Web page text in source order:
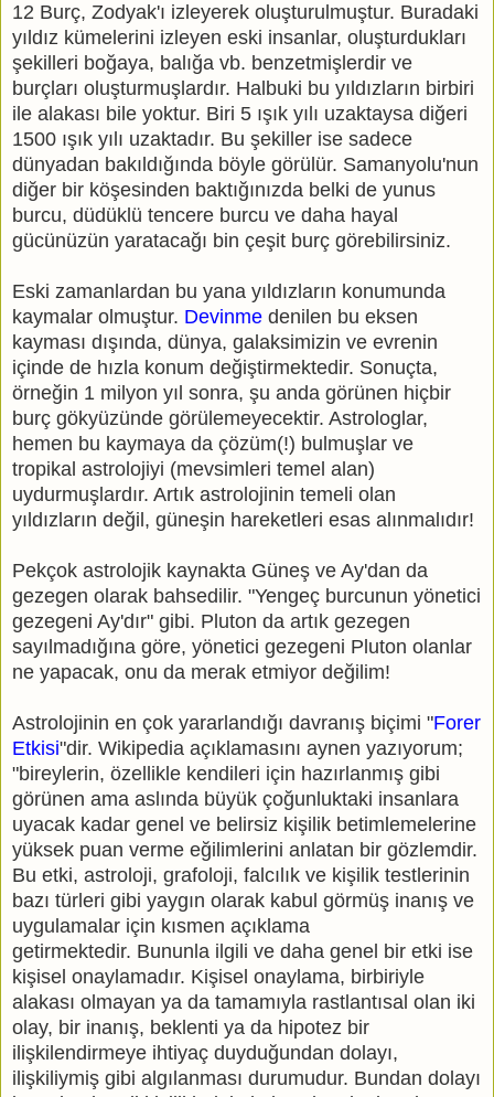
12 Burç, Zodyak'ı izleyerek oluşturulmuştur. Buradaki
yıldız kümelerini izleyen eski insanlar, oluşturdukları
şekilleri boğaya, balığa vb. benzetmişlerdir ve
burçları oluşturmuşlardır. Halbuki bu yıldızların birbiri
ile alakası bile yoktur. Biri 5 ışık yılı uzaktaysa diğeri
1500 ışık yılı uzaktadır. Bu şekiller ise sadece
dünyadan bakıldığında böyle görülür. Samanyolu'nun
diğer bir köşesinden baktığınızda belki de yunus
burcu, düdüklü tencere burcu ve daha hayal
gücünüzün yaratacağı bin çeşit burç görebilirsiniz.
Eski zamanlardan bu yana yıldızların konumunda
kaymalar olmuştur. Devinme denilen bu eksen
kayması dışında, dünya, galaksimizin ve evrenin
içinde de hızla konum değiştirmektedir. Sonuçta,
örneğin 1 milyon yıl sonra, şu anda görünen hiçbir
burç gökyüzünde görülemeyecektir. Astrologlar,
hemen bu kaymaya da çözüm(!) bulmuşlar ve
tropikal astrolojiyi (mevsimleri temel alan)
uydurmuşlardır. Artık astrolojinin temeli olan
yıldızların değil, güneşin hareketleri esas alınmalıdır!
Pekçok astrolojik kaynakta Güneş ve Ay'dan da
gezegen olarak bahsedilir. "Yengeç burcunun yönetici
gezegeni Ay'dır" gibi. Pluton da artık gezegen
sayılmadığına göre, yönetici gezegeni Pluton olanlar
ne yapacak, onu da merak etmiyor değilim!
Astrolojinin en çok yararlandığı davranış biçimi "Forer
Etkisi"dir. Wikipedia açıklamasını aynen yazıyorum;
"bireylerin, özellikle kendileri için hazırlanmış gibi
görünen ama aslında büyük çoğunluktaki insanlara
uyacak kadar genel ve belirsiz kişilik betimlemelerine
yüksek puan verme eğilimlerini anlatan bir gözlemdir.
Bu etki, astroloji, grafoloji, falcılık ve kişilik testlerinin
bazı türleri gibi yaygın olarak kabul görmüş inanış ve
uygulamalar için kısmen açıklama
getirmektedir. Bununla ilgili ve daha genel bir etki ise
kişisel onaylamadır. Kişisel onaylama, birbiriyle
alakası olmayan ya da tamamıyla rastlantısal olan iki
olay, bir inanış, beklenti ya da hipotez bir
ilişkilendirmeye ihtiyaç duyduğundan dolayı,
ilişkiliymiş gibi algılanması durumudur. Bundan dolayı